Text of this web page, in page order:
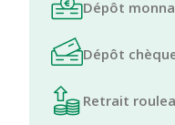
Dépôt
Dépôt
Retrait